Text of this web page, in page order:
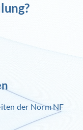
der Norm NF